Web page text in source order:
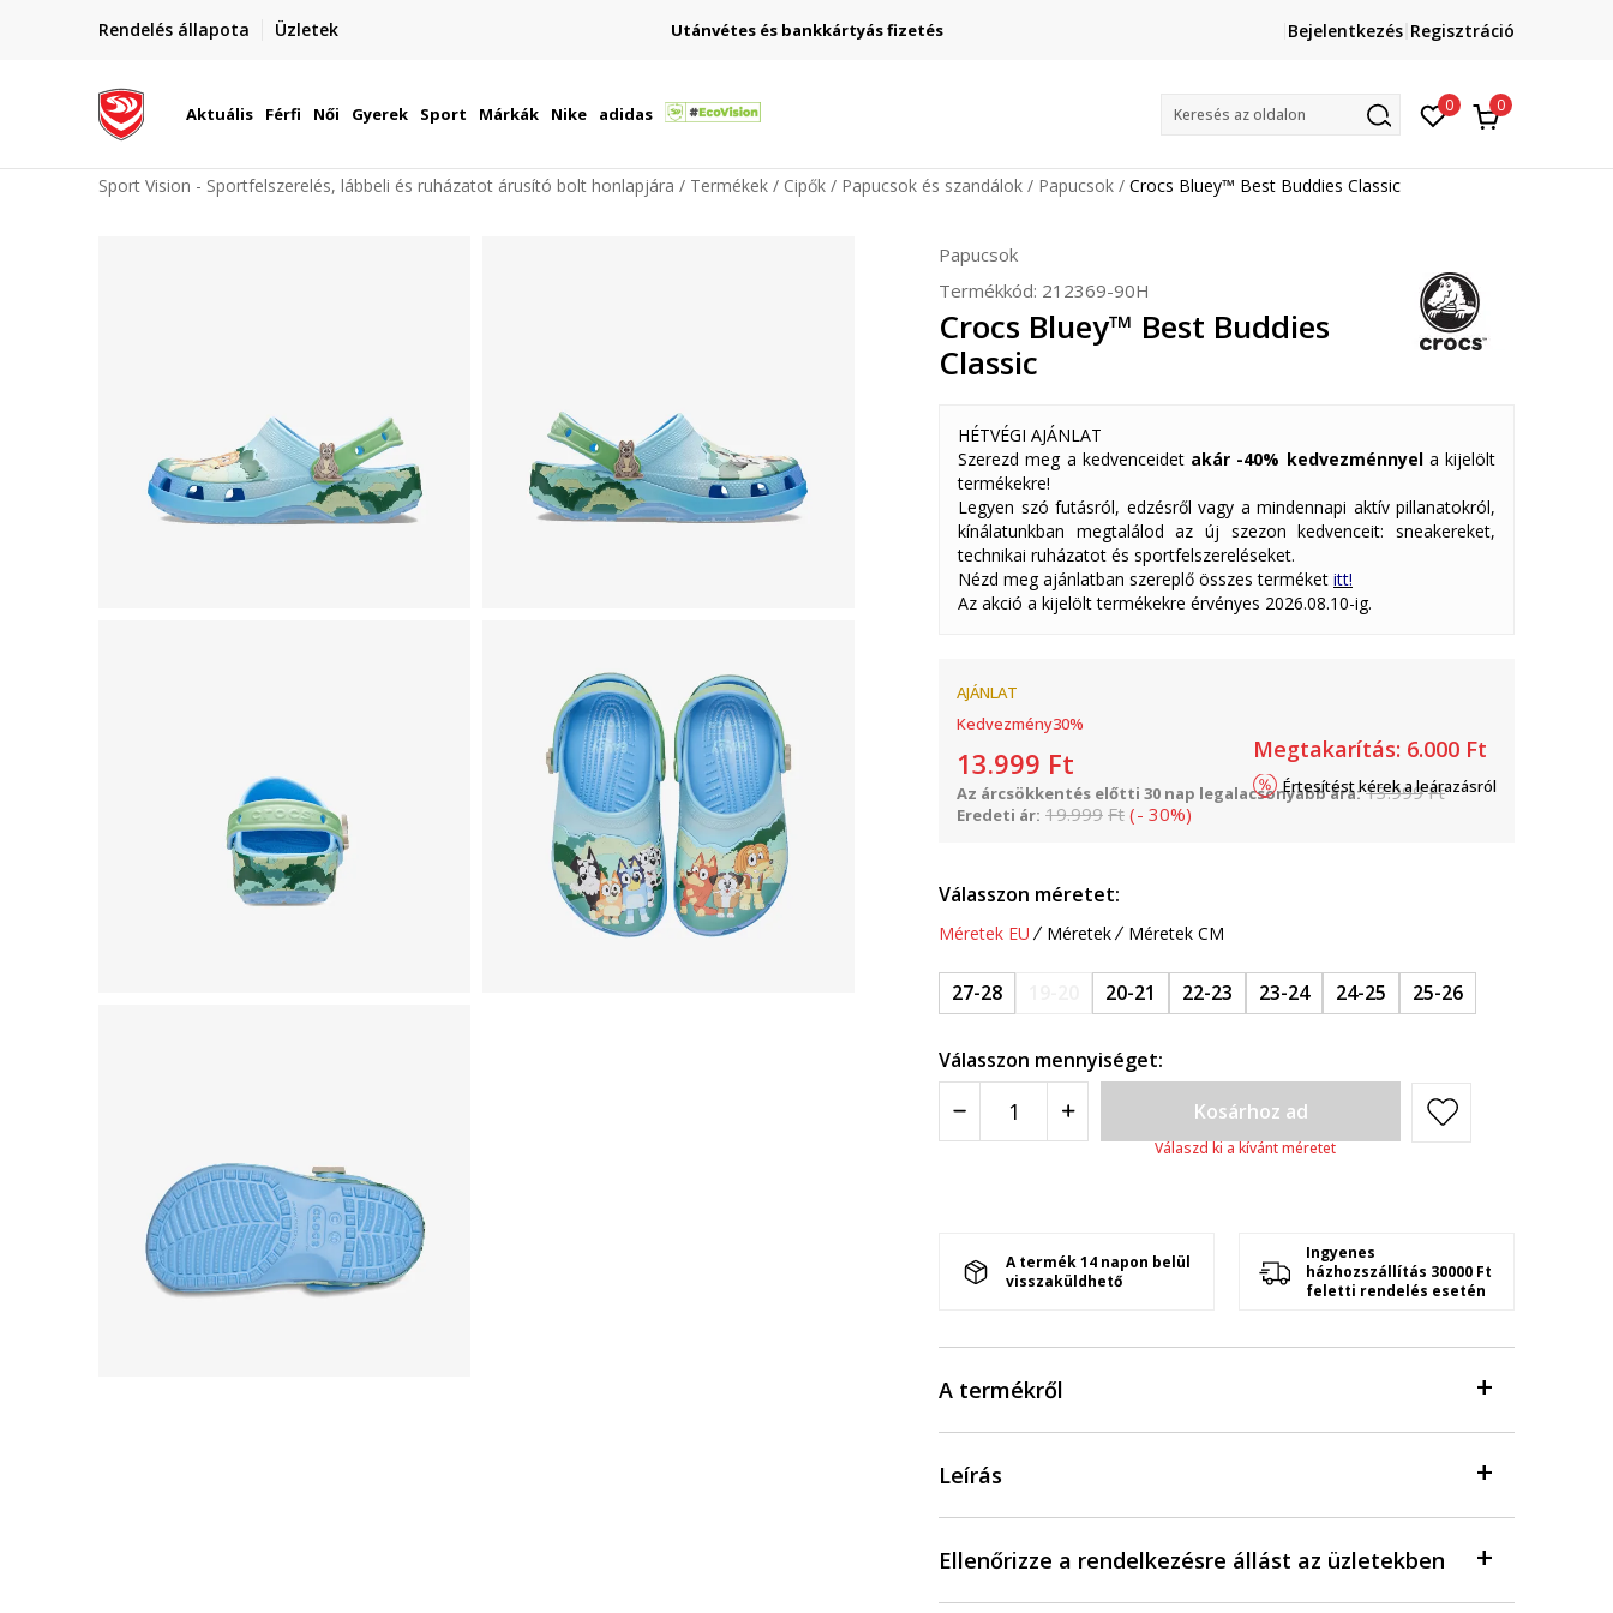
Rendelés állapota Üzletek
Szállítás Magyarország területén Utánvétes és bankkártyás fizetés
Lépj velünk kapcsolatba
online@sport-vision.huBejelentkezés Regisztráció
Aktuális Férfi Női Gyerek Sport Márkák Nike adidas Keresés az oldalon 0 0
Sport Vision - Sportfelszerelés, lábbeli és ruházatot árusító bolt honlapjára Termékek Cipők Papucsok és szandálok Papucsok Crocs Bluey™ Best Buddies Classic
Papucsok
Termékkód: 212369-90H
Crocs Bluey™ Best Buddies
Classic
HÉTVÉGI AJÁNLAT
Szerezd meg a kedvenceidet akár -40% kedvezménnyel a kijelölt
termékekre!
Legyen szó futásról, edzésről vagy a mindennapi aktív pillanatokról,
kínálatunkban megtalálod az új szezon kedvenceit: sneakereket,
technikai ruházatot és sportfelszereléseket.
Nézd meg ajánlatban szereplő összes terméket itt!
Az akció a kijelölt termékekre érvényes 2026.08.10-ig.
AJÁNLAT
Kedvezmény30%
13.999 Ft
Az árcsökkentés előtti 30 nap legalacsonyabb ára: 13.999 Ft
Eredeti ár: 19.999 Ft (- 30%)
Megtakarítás: 6.000 Ft
Értesítést kérek a leárazásról
Válasszon méretet:
Méretek EU Méretek Méretek CM
27-28 20-21 22-23 23-24 24-25 25-26
Válasszon mennyiséget:
Kosárhoz ad
Válaszd ki a kívánt méretet
A termék 14 napon belül
visszaküldhető
Ingyenes
házhozszállítás 30000 Ft
feletti rendelés esetén
A termékről
Leírás
Ellenőrizze a rendelkezésre állást az üzletekben